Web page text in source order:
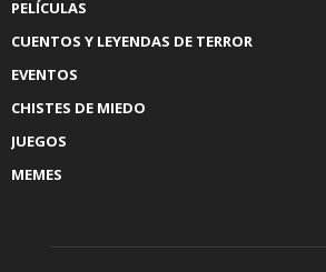
PELÍCULAS
CUENTOS Y LEYENDAS DE TERROR
EVENTOS
CHISTES DE MIEDO
JUEGOS
MEMES